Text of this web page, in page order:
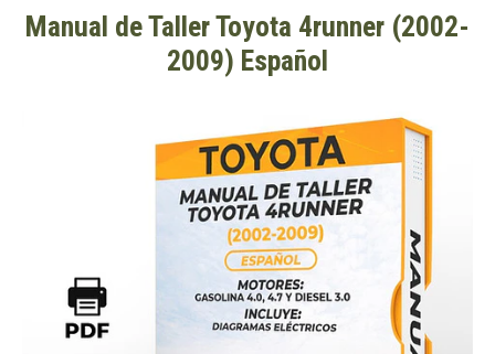
Manual de Taller Toyota 4runner (2002-
2009) Español